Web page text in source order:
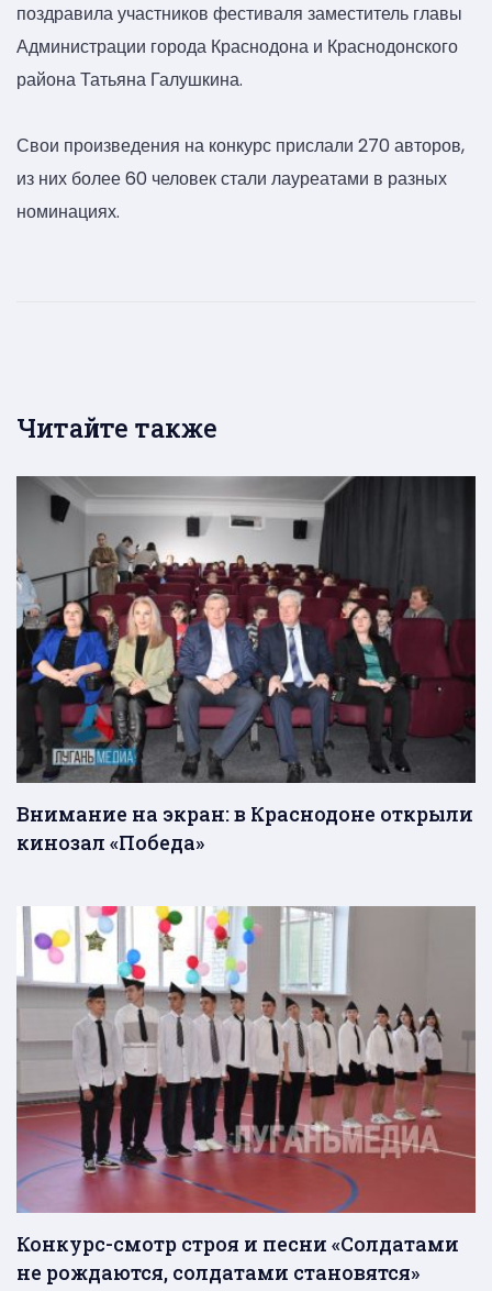
поздравила участников фестиваля заместитель главы
Администрации города Краснодона и Краснодонского
района Татьяна Галушкина.
Свои произведения на конкурс прислали 270 авторов,
из них более 60 человек стали лауреатами в разных
номинациях.
Читайте также
Внимание на экран: в Краснодоне открыли
кинозал «Победа»
Конкурс-смотр строя и песни «Солдатами
не рождаются, солдатами становятся»